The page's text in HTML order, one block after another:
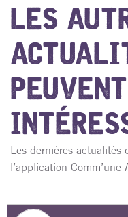
LES
Les dernières actualités
l’application Comm’une